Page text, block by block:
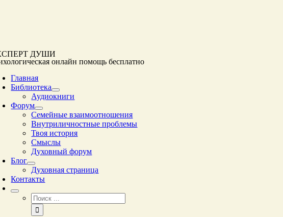
ДУШИ
онлайн помощь бесплатно
Главная
Библиотека
Аудиокниги
Форум
Семейные взаимоотношения
Внутриличностные проблемы
Твоя история
Смыслы
Духовный форум
Блог
Духовная страница
Контакты
Результат
поиска: